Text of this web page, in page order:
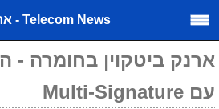
Telecom News - ארנק ביטקוין...
עם Multi-Signature